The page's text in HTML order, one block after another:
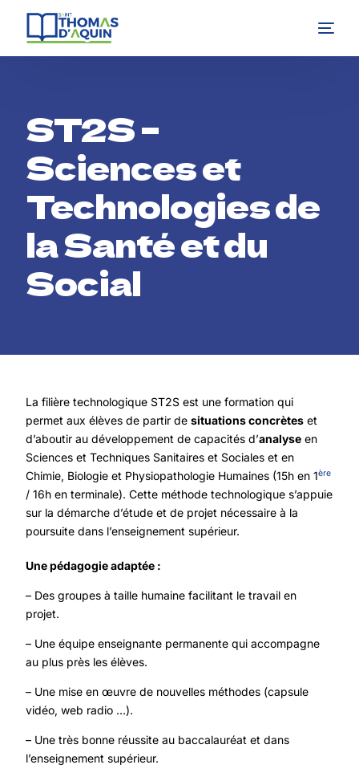
ST2S –
Sciences et
Technologies de
la Santé et du
Social
La filière technologique ST2S est une formation qui
permet aux élèves de partir desituations concrètes et
d’aboutir au développement de capacités d’analyse en
Sciences et Techniques Sanitaires et Sociales et en
Chimie, Biologie et Physiopathologie Humaines (15h en 1ère
/ 16h en terminale). Cette méthode technologique s’appuie
sur la démarche d’étude et de projet nécessaire à la
poursuite dans l’enseignement supérieur.
Une pédagogie adaptée :
– Des groupes à taille humaine facilitant le travail en
projet.
– Une équipe enseignante permanente qui accompagne
au plus près les élèves.
– Une mise en œuvre de nouvelles méthodes (capsule
vidéo, web radio …).
– Une très bonne réussite au baccalauréat et dans
l’enseignement supérieur.